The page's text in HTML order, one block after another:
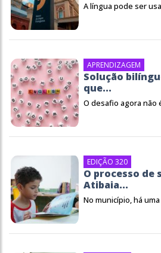
A língua pode ser
APRENDIZAGEM
Solução
que...
O desafio agora não
EDIÇÃO 320
O processo de
Atibaia...
No município, há